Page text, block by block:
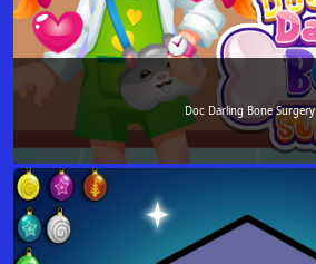
Doc Darling Bone Surgery